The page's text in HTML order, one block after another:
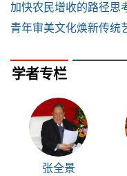
加快农民增收的路径思
青年审美文化焕新传统
学者专栏
张全景